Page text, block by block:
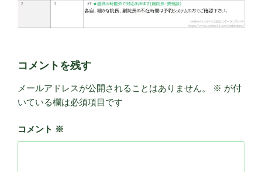
コメントを残す
メールアドレスが公開されることはありません。 ※ が付
いている欄は必須項目です
コメント ※